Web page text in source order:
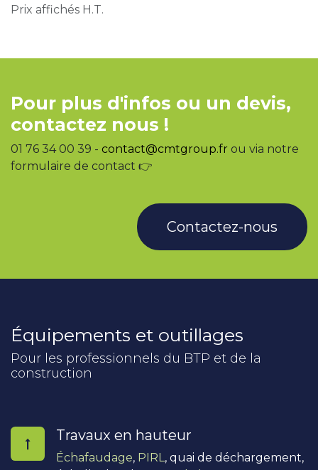
Prix affichés H.T.
Pour plus d'infos ou un devis,
contactez nous !
01 76 34 00 39 - contact@cmtgroup.fr ou via notre
formulaire de contact 👉
Contactez-nous
Équipements et outillages
Pour les professionnels du BTP et de la
construction
Travaux en hauteur
Échafaudage, PIRL , quai de déchargement,